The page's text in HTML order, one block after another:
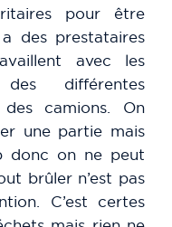
pour être
des prestataires
avec les
différentes
camions. On
une partie mais
donc on ne peut
brûler n’est pas
C’est certes